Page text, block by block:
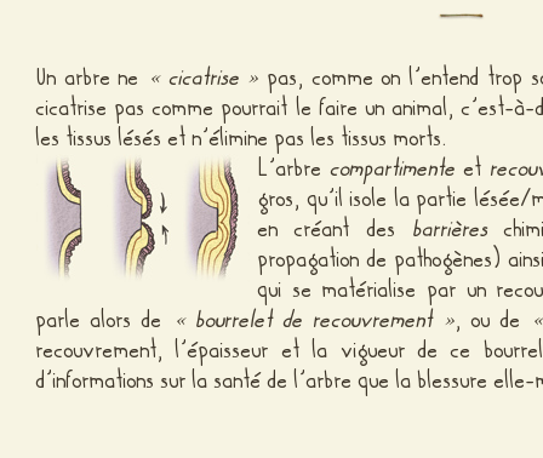
Un arbre ne « cicatrise » pas, comme on l’entend trop
cicatrise pas comme pourrait le faire un animal, c’est-
les tissus lésés et n’élimine pas les tissus morts.
L’arbrecompartimente et
gros, qu’il isole la partie lésée/
en créant des barrières
propagation de pathogènes)
qui se matérialise par un
parle alors de « bourrelet de recouvrement », ou de
recouvrement, l’épaisseur et la vigueur de ce
d’informations sur la santé de l’arbre que la blessure elle-